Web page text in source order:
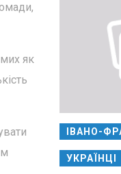
як
ІВАНО-
УКРАЇНЦІ